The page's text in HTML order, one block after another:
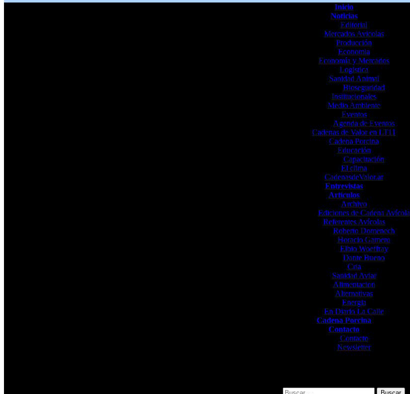
Inicio
Noticias
Editorial
Mercados Avicolas
Producción
Economia
Economía y Mercados
Logistica
Sanidad Animal
Bioseguridad
Institucionales
Medio Ambiente
Eventos
Agenda de Eventos
Cadenas de Valor en LT11
Cadena Porcina
Educación
Capacitación
El clima
CadenasdeValor.ar
Entrevistas
Artículos
Archivo
Ediciones de Cadena Avícola
Referentes Avícolas
Roberto Domenech
Horacio Gamero
Elbio Woeffray
Dante Bueno
Cria
Sanidad Aviar
Alimentacion
Alternativas
Energia
En Diario La Calle
Cadena Porcina
Contacto
Contacto
Newsletter
Buscar: